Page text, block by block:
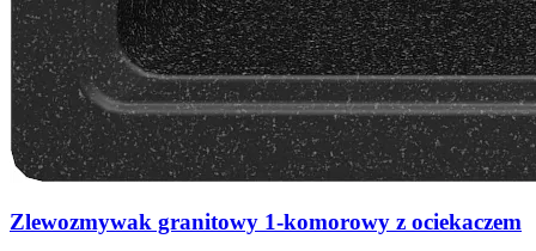
Zlewozmywak granitowy 1-komorowy z ociekaczem